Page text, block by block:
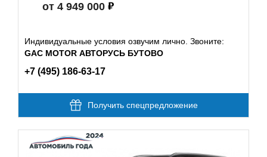
от 4 949 000
Индивидуальные условия озвучим лично. Звоните:
GAC MOTOR АВТОРУСЬ БУТОВО
+7 (495) 186-63-17
Получить спецпредложение